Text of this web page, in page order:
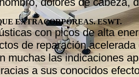
EXTRACORPÓREAS. ESWT.
con picos de alta
de reparación
muchas las indicaciones
a sus conocidos